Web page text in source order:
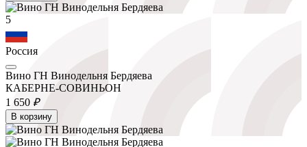
5
Россия
Вино ГН Винодельня Бердяева
КАБЕРНЕ-СОВИНЬОН
1 650 ₽
В корзину